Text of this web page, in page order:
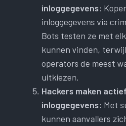
inloggegevens:
inloggegevens via
Bots testen ze met
kunnen vinden,
operators de meest
uitkiezen.
Hackers maken
inloggegevens: Met
kunnen aanvallers